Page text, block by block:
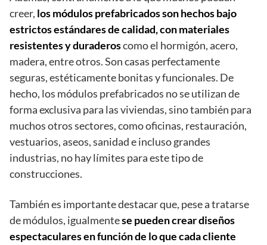
creer, los módulos prefabricados son hechos bajo
estrictos estándares de calidad, con materiales
resistentes y duraderoscomo el hormigón, acero,
madera, entre otros. Son casas perfectamente
seguras, estéticamente bonitas y funcionales. De
hecho, los módulos prefabricados no se utilizan de
forma exclusiva para las viviendas, sino también para
muchos otros sectores, como oficinas, restauración,
vestuarios, aseos, sanidad e incluso grandes
industrias, no hay límites para este tipo de
construcciones.
También es importante destacar que, pese a tratarse
de módulos, igualmentese pueden crear diseños
espectaculares en función de lo que cada cliente